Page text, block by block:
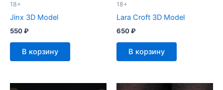
18+
Jinx 3D Model
550₽
В корзину
18+
Lara Croft 3D Model
650₽
В корзину